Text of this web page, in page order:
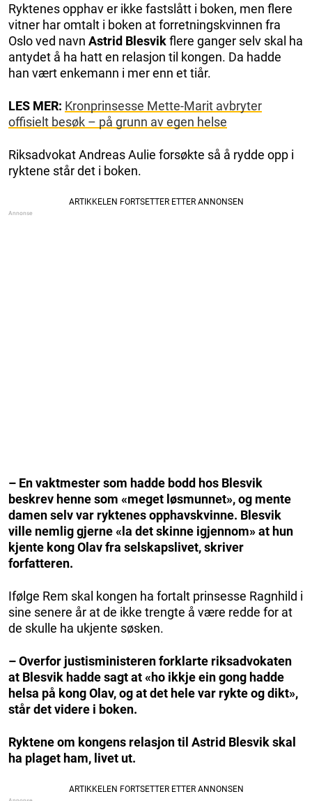
Ryktenes opphav er ikke fastslått i boken, men flere
vitner har omtalt i boken at forretningskvinnen fra
Oslo ved navn Astrid Blesvikflere ganger selv skal ha
antydet å ha hatt en relasjon til kongen. Da hadde
han vært enkemann i mer enn et tiår.
LES MER: Kronprinsesse Mette-Marit avbryter
offisielt besøk – på grunn av egen helse
Riksadvokat Andreas Aulie forsøkte så å rydde opp i
ryktene står det i boken.
– En vaktmester som hadde bodd hos Blesvik
beskrev henne som «meget løsmunnet», og mente
damen selv var ryktenes opphavskvinne. Blesvik
ville nemlig gjerne «la det skinne igjennom» at hun
kjente kong Olav fra selskapslivet, skriver
forfatteren.
Ifølge Rem skal kongen ha fortalt prinsesse Ragnhild i
sine senere år at de ikke trengte å være redde for at
de skulle ha ukjente søsken.
– Overfor justisministeren forklarte riksadvokaten
at Blesvik hadde sagt at «ho ikkje ein gong hadde
helsa på kong Olav, og at det hele var rykte og dikt»,
står det videre i boken.
Ryktene om kongens relasjon til Astrid Blesvik skal
ha plaget ham, livet ut.